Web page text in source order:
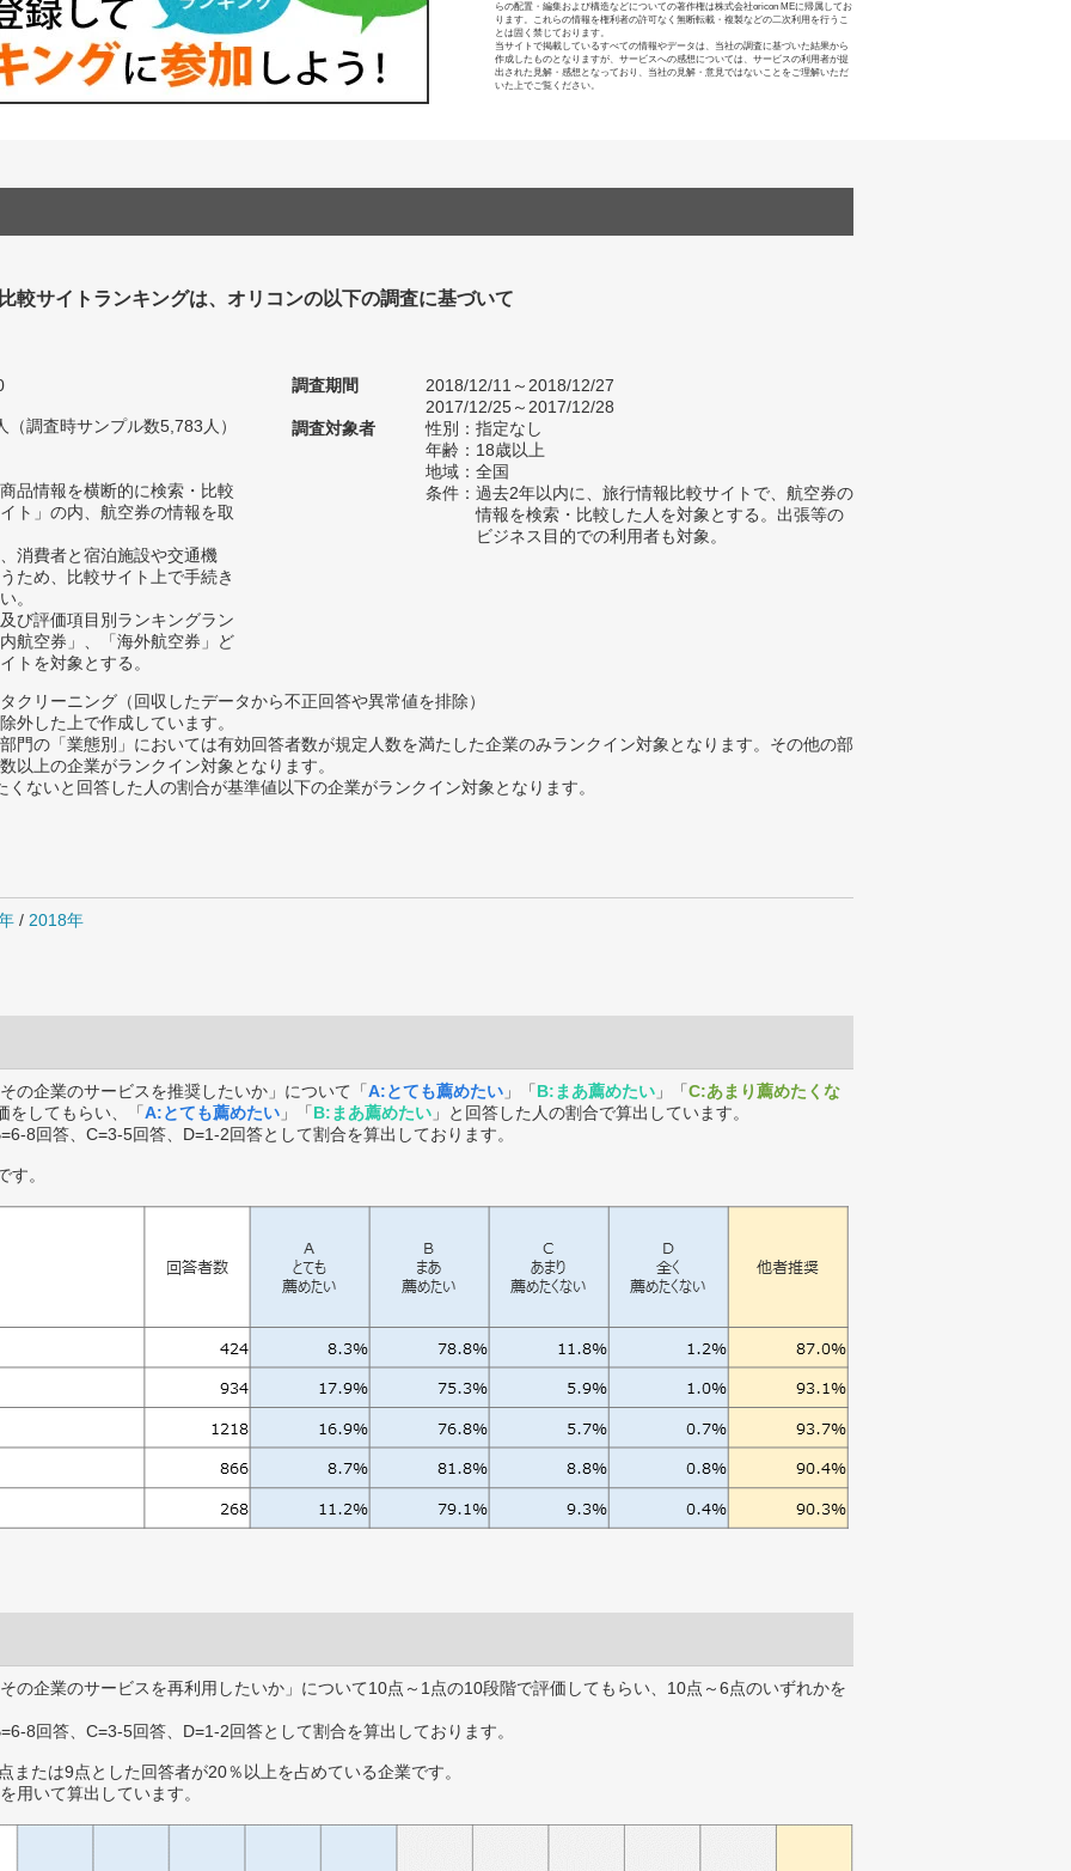
らの配置・編集および構造などについての著作権は株式会社oricon MEに帰属してお
ります。これらの情報を権利者の許可なく無断転載・複製などの二次利用を行うこ
とは固く禁じております。
当サイトで掲載しているすべての情報やデータは、当社の調査に基づいた結果から
作成したものとなりますが、サービスへの感想については、サービスの利用者が提
出された見解・感想となっており、当社の見解・意見ではないことをご理解いただ
いた上でご覧ください。
較サイトランキングは、オリコンの以下の調査に基づいて
（調査時サンプル数5,783人）
品情報を横断的に検索・比較
ト」の内、航空券の情報を取
消費者と宿泊施設や交通機
ため、比較サイト上で手続き
。
び評価項目別ランキングラン
航空券」、「海外航空券」ど
トを対象とする。
調査期間
2018/12/11～2018/12/27
2017/12/25～2017/12/28
調査対象者
性別：指定なし
年齢：18歳以上
地域：全国
条件：過去2年以内に、旅行情報比較サイトで、航空券の
情報を検索・比較した人を対象とする。出張等の
ビジネス目的での利用者も対象。
リーニング（回収したデータから不正回答や異常値を排除）
した上で作成しています。
門の「業態別」においては有効回答者数が規定人数を満たした企業のみランクイン対象となります。その他の部
以上の企業がランクイン対象となります。
ないと回答した人の割合が基準値以下の企業がランクイン対象となります。
/ 2018年
の企業のサービスを推奨したいか」について「A:とても薦めたい 」「B:まあ薦めたい 」「C:あまり薦めたくな
をしてもらい、「A:とても薦めたい 」「B:まあ薦めたい 」と回答した人の割合で算出しています。
8回答、C=3-5回答、D=1-2回答として割合を算出しております。
。
の企業のサービスを再利用したいか」について10点～1点の10段階で評価してもらい、10点～6点のいずれかを
8回答、C=3-5回答、D=1-2回答として割合を算出しております。
たは9点とした回答者が20％以上を占めている企業です。
用いて算出しています。